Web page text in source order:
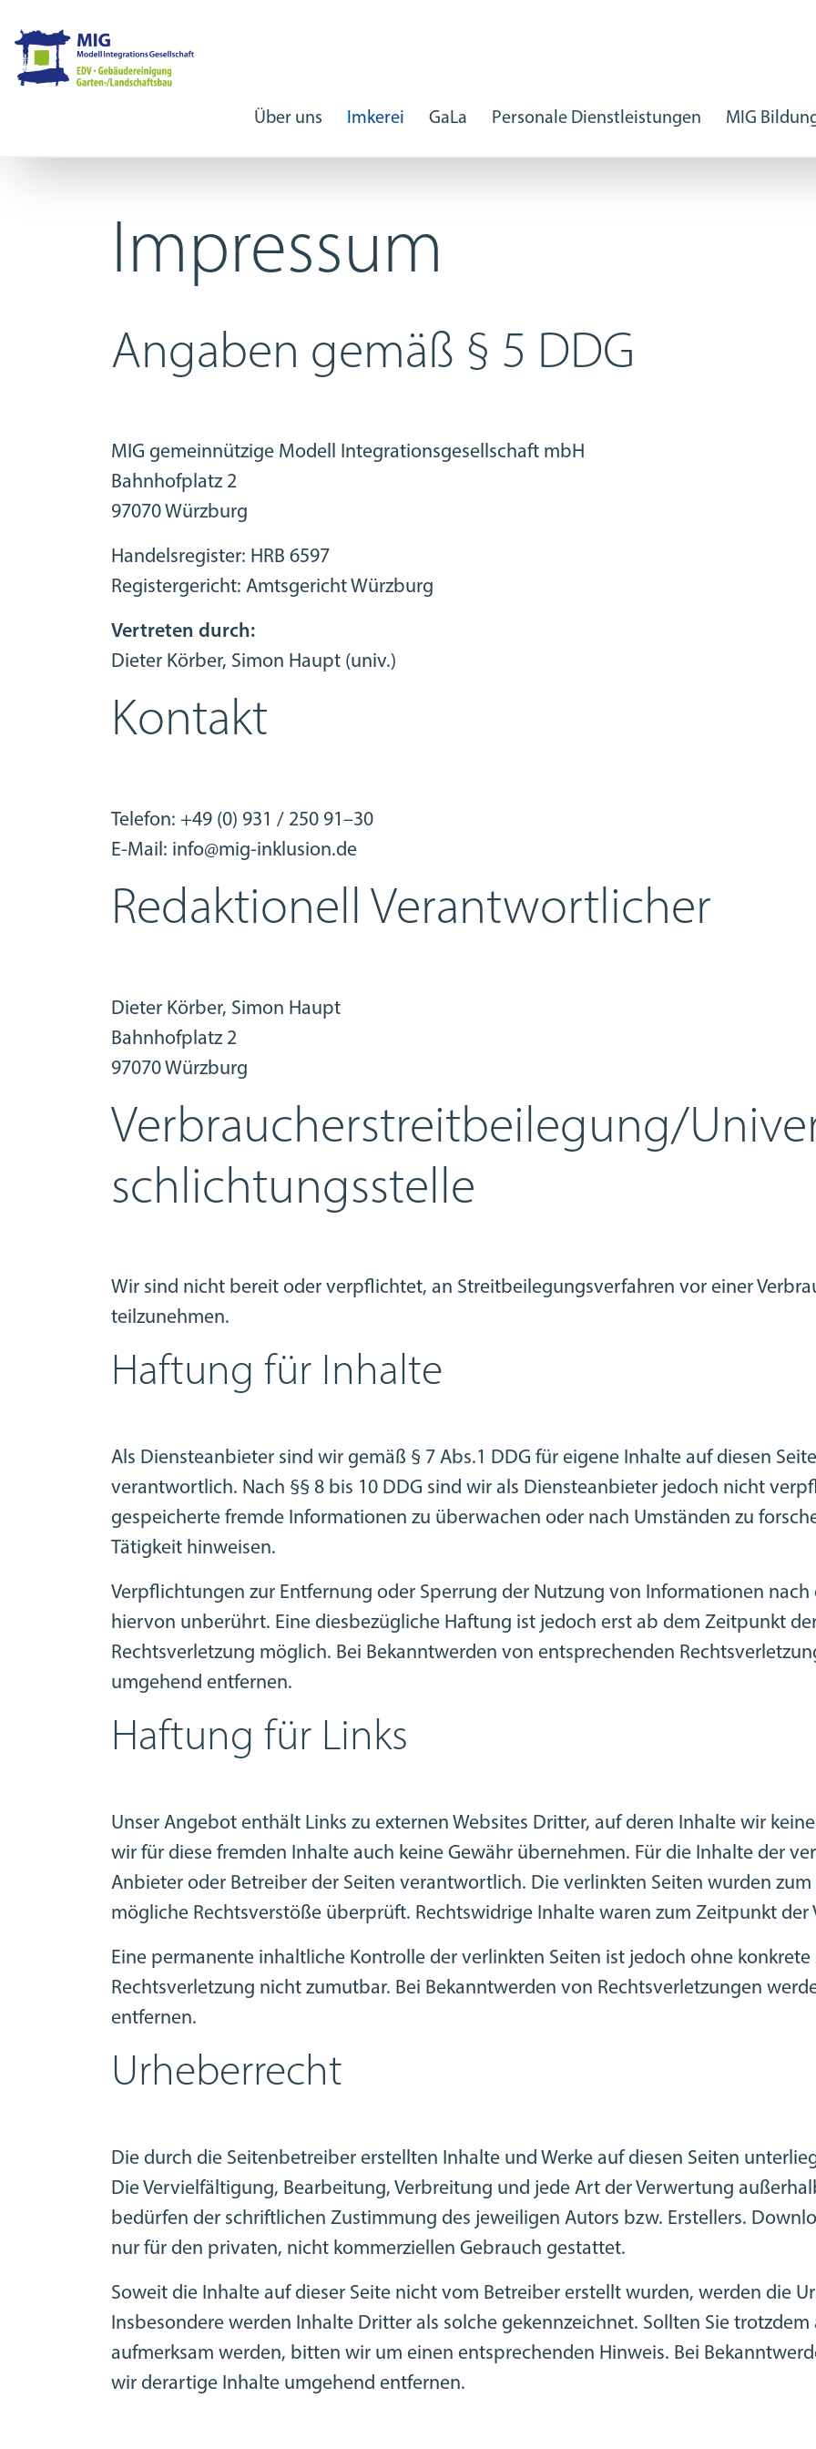
Über uns Imkerei GaLa Personale Dienstleistungen MIG
Impressum
Angaben gemäß § 5 DDG
MIG gemeinnützige Modell Integrationsgesellschaft mbH
Bahnhofplatz 2
97070 Würzburg
Handelsregister: HRB 6597
Registergericht: Amtsgericht Würzburg
Vertreten durch:
Dieter Körber, Simon Haupt (univ.)
Kontakt
Telefon: +49 (0) 931 / 250 91–30
E-Mail: info@mig-inklusion.de
Redaktionell Verantwortlicher
Dieter Körber, Simon Haupt
Bahnhofplatz 2
97070 Würzburg
Verbraucher­streit­beilegung/
schlichtungs­stelle
Wir sind nicht bereit oder verpflichtet, an Streitbeilegungsverfahren vor einer
teilzunehmen.
Haftung für Inhalte
Als Diensteanbieter sind wir gemäß § 7 Abs.1 DDG für eigene Inhalte auf diesen
verantwortlich. Nach §§ 8 bis 10 DDG sind wir als Diensteanbieter jedoch nicht
gespeicherte fremde Informationen zu überwachen oder nach Umständen zu
Tätigkeit hinweisen.
Verpflichtungen zur Entfernung oder Sperrung der Nutzung von Informationen
hiervon unberührt. Eine diesbezügliche Haftung ist jedoch erst ab dem Zeitpunkt
Rechtsverletzung möglich. Bei Bekanntwerden von entsprechenden
umgehend entfernen.
Haftung für Links
Unser Angebot enthält Links zu externen Websites Dritter, auf deren Inhalte wir
wir für diese fremden Inhalte auch keine Gewähr übernehmen. Für die Inhalte der
Anbieter oder Betreiber der Seiten verantwortlich. Die verlinkten Seiten wurden
mögliche Rechtsverstöße überprüft. Rechtswidrige Inhalte waren zum Zeitpunkt der
Eine permanente inhaltliche Kontrolle der verlinkten Seiten ist jedoch ohne
Rechtsverletzung nicht zumutbar. Bei Bekanntwerden von Rechtsverletzungen
entfernen.
Urheberrecht
Die durch die Seitenbetreiber erstellten Inhalte und Werke auf diesen Seiten
Die Vervielfältigung, Bearbeitung, Verbreitung und jede Art der Verwertung
bedürfen der schriftlichen Zustimmung des jeweiligen Autors bzw. Erstellers.
nur für den privaten, nicht kommerziellen Gebrauch gestattet.
Soweit die Inhalte auf dieser Seite nicht vom Betreiber erstellt wurden, werden die
Insbesondere werden Inhalte Dritter als solche gekennzeichnet. Sollten Sie
aufmerksam werden, bitten wir um einen entsprechenden Hinweis. Bei
wir derartige Inhalte umgehend entfernen.